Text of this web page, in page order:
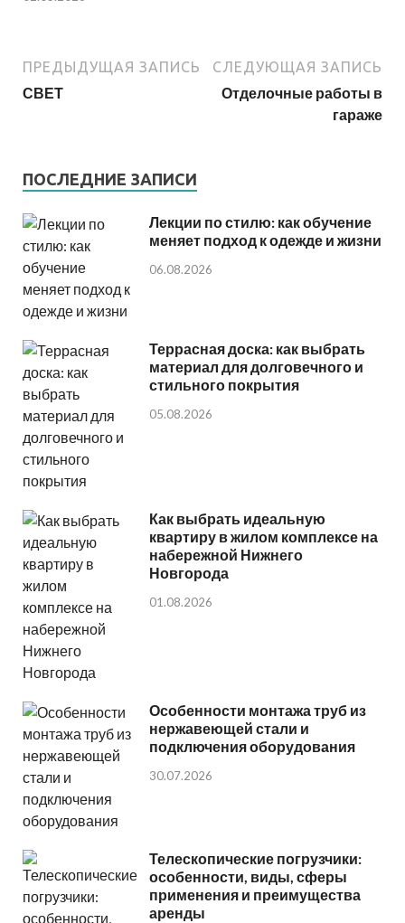
ПРЕДЫДУЩАЯ ЗАПИСЬ
СВЕТ
СЛЕДУЮЩАЯ ЗАПИСЬ
Отделочные работы в
гараже
ПОСЛЕДНИЕ ЗАПИСИ
Лекции по стилю: как обучение
меняет подход к одежде и жизни
06.08.2026
Террасная доска: как выбрать
материал для долговечного и
стильного покрытия
05.08.2026
Как выбрать идеальную
квартиру в жилом комплексе на
набережной Нижнего
Новгорода
01.08.2026
Особенности монтажа труб из
нержавеющей стали и
подключения оборудования
30.07.2026
Телескопические погрузчики:
особенности, виды, сферы
применения и преимущества
аренды